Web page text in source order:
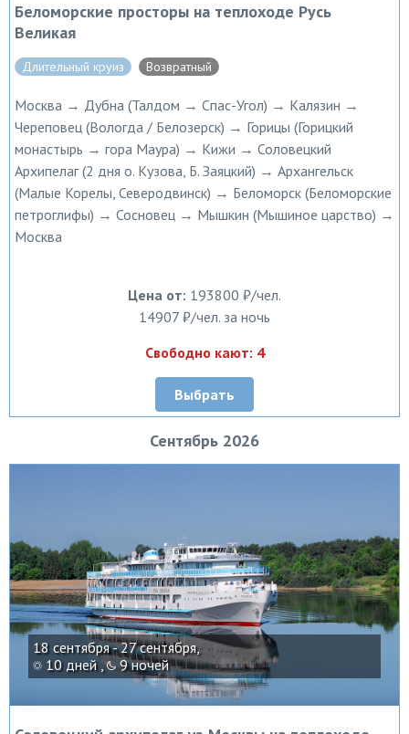
Беломорские просторы на теплоходе Русь
Великая
Длительный круиз Возвратный
Москва → Дубна (Талдом → Спас-Угол) → Калязин →
Череповец (Вологда / Белозерск) → Горицы (Горицкий
монастырь → гора Маура) → Кижи → Соловецкий
Архипелаг (2 дня о. Кузова, Б. Заяцкий) → Архангельск
(Малые Корелы, Северодвинск) → Беломорск (Беломорские
петроглифы) → Сосновец → Мышкин (Мышиное царство) →
Москва
Цена от: 193800 ₽/чел.
14907 ₽/чел. за ночь
Свободно кают: 4
Выбрать
Сентябрь 2026
18 сентября - 27 сентября,
10 дней , 9 ночей